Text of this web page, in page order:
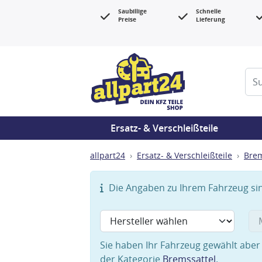
Saubillige
Preise
Schnelle
Lieferung
Ersatz- & Verschleißteile
allpart24 Ersatz- & Verschleißteile
Die Angaben zu Ihrem Fahrzeug
Sie haben Ihr Fahrzeug gewählt
der Kategorie Bremssattel.